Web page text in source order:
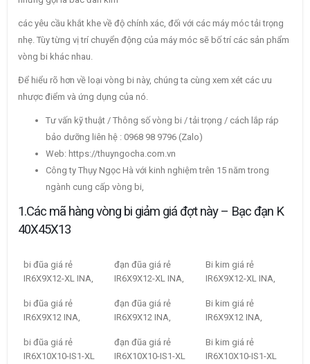
các yêu cầu khắt khe về độ chính xác, đối với các máy móc tải trọng
nhẹ. Tùy từng vị trí chuyển động của máy móc sẽ bố trí các sản phẩm
vòng bi khác nhau.
Để hiểu rõ hơn về loại vòng bi này, chúng ta cùng xem xét các ưu
nhược điểm và ứng dụng của nó.
Tư vấn kỹ thuật / Thông số vòng bi / tải trọng / cách lắp ráp
bảo dưỡng liên hệ : 0968 98 9796 (Zalo)
Web: https://thuyngocha.com.vn
Công ty Thụy Ngọc Hà với kinh nghiệm trên 15 năm trong
ngành cung cấp vòng bi,
1.Các mã hàng vòng bi giảm giá đợt này – Bạc đạn K
40X45X13
bi đũa giá rẻ
IR6X9X12-XL INA,
đạn đũa giá rẻ
IR6X9X12-XL INA,
Bi kim giá rẻ
IR6X9X12-XL INA,
bi đũa giá rẻ
IR6X9X12 INA,
đạn đũa giá rẻ
IR6X9X12 INA,
Bi kim giá rẻ
IR6X9X12 INA,
bi đũa giá rẻ
IR6X10X10-IS1-XL
đạn đũa giá rẻ
IR6X10X10-IS1-XL
Bi kim giá rẻ
IR6X10X10-IS1-XL